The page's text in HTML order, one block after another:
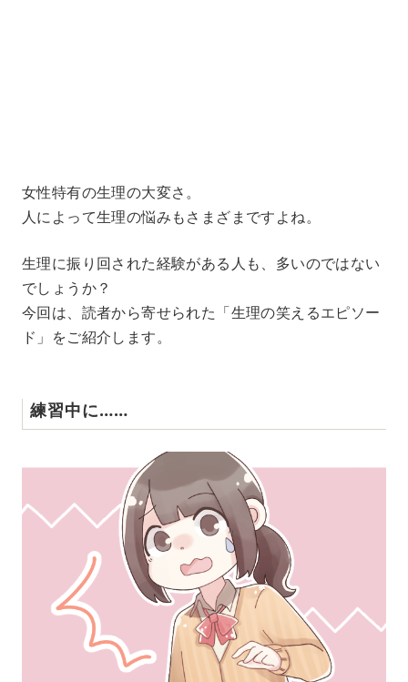
女性特有の生理の大変さ。
人によって生理の悩みもさまざまですよね。
生理に振り回された経験がある人も、多いのではない
でしょうか？
今回は、読者から寄せられた「生理の笑えるエピソー
ド」をご紹介します。
練習中に……